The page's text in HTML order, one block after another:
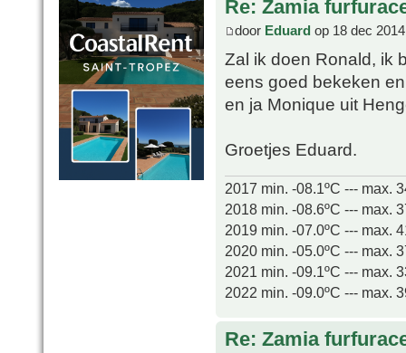
Re: Zamia
door Eduard op 18 dec
Zal ik doen Ronald, ik
eens goed bekeken
en ja Monique uit
Groetjes Eduard.
2017 min. -08.1ºC --- max.
2018 min. -08.6ºC --- max.
2019 min. -07.0ºC --- max.
2020 min. -05.0ºC --- max.
2021 min. -09.1ºC --- max.
2022 min. -09.0ºC --- max.
Re: Zamia